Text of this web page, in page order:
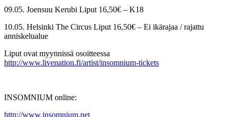
09.05. Joensuu Kerubi Liput 16,50€ – K18
10.05. Helsinki The Circus Liput 16,50€ – Ei ikärajaa / rajattu
anniskelualue
Liput ovat myynnissä osoitteessa
http://www.livenation.fi/artist/insomnium-tickets
INSOMNIUM online:
http://www.insomnium.net